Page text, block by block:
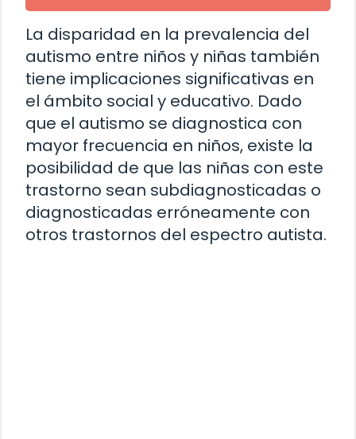
La disparidad en la prevalencia del
autismo entre niños y niñas también
tiene implicaciones significativas en
el ámbito social y educativo. Dado
que el autismo se diagnostica con
mayor frecuencia en niños, existe la
posibilidad de que las niñas con este
trastorno sean subdiagnosticadas o
diagnosticadas erróneamente con
otros trastornos del espectro autista.